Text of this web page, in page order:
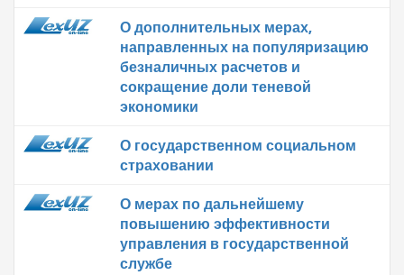
О дополнительных мерах,
направленных на популяризацию
безналичных расчетов и
сокращение доли теневой
экономики
О государственном социальном
страховании
О мерах по дальнейшему
повышению эффективности
управления в государственной
службе